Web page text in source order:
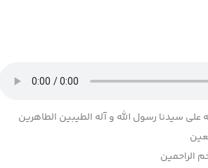
علی سیدنا رسول الله و آله الطیبین الطاهرین
الراحمین